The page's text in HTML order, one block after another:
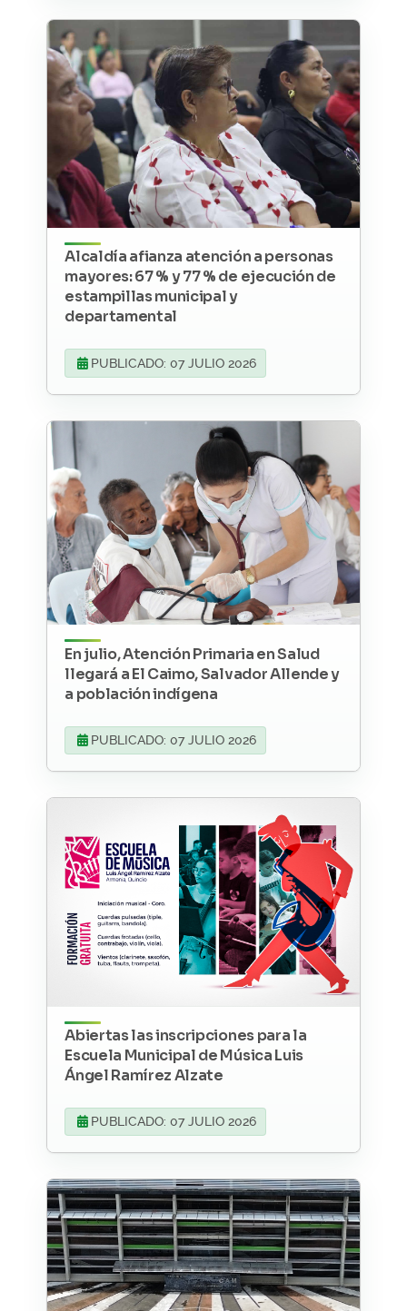
Alcaldía afianza atención a personas
mayores: 67 % y 77 % de ejecución de
estampillas municipal y
departamental
PUBLICADO: 07 JULIO 2026
En julio, Atención Primaria en Salud
llegará a El Caimo, Salvador Allende y
a población indígena
PUBLICADO: 07 JULIO 2026
Abiertas las inscripciones para la
Escuela Municipal de Música Luis
Ángel Ramírez Alzate
PUBLICADO: 07 JULIO 2026